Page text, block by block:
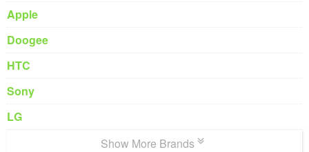
Apple
Doogee
HTC
Sony
LG
Show More Brands